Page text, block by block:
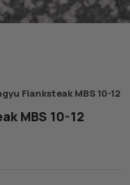
Flanksteak MBS 10-12
MBS 10-12